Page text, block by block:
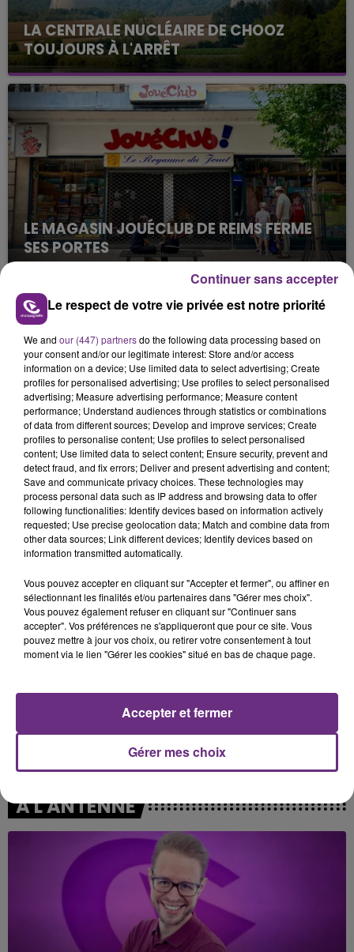
LA CENTRALE NUCLÉAIRE DE CHOOZ
TOUJOURS À L'ARRÊT
Cela fait déjà une semaine que la centrale
nucléaire ardennaise est à l'arrêt. Une situation
justifiée par la sécheresse intense qui est toujours
présente.
LE MAGASIN JOUÉCLUB DE REIMS FERME
SES PORTES
C'était l'une des institutions du centre-ville
rémois. Le magasin JouéClub est contraint de
fermer ses portes.
TITRES DIFFUSÉS
9h50
9h50
JUNGELI & EMMA
Juste Un Peu
9h46
9h46
GEORGE EZRA
Budapest
9h43
9h43 9h40
9h40
A L'ANTENNE
Le respect de votre vie privée est notre priorité
We and our (447) partnersdo the following data processing based on
your consent and/or our legitimate interest: Store and/or access
information on a device; Use limited data to select advertising; Create
profiles for personalised advertising; Use profiles to select personalised
advertising; Measure advertising performance; Measure content
performance; Understand audiences through statistics or combinations
of data from different sources; Develop and improve services; Create
profiles to personalise content; Use profiles to select personalised
content; Use limited data to select content; Ensure security, prevent and
detect fraud, and fix errors; Deliver and present advertising and content;
Save and communicate privacy choices. These technologies may
process personal data such as IP address and browsing data to offer
following functionalities: Identify devices based on information actively
requested; Use precise geolocation data; Match and combine data from
other data sources; Link different devices; Identify devices based on
information transmitted automatically.
Vous pouvez accepter en cliquant sur "Accepter et fermer", ou affiner en
sélectionnant les finalités et/ou partenaires dans "Gérer mes choix".
Vous pouvez également refuser en cliquant sur "Continuer sans
accepter". Vos préférences ne s'appliqueront que pour ce site. Vous
pouvez mettre à jour vos choix, ou retirer votre consentement à tout
moment via le lien "Gérer les cookies" situé en bas de chaque page.
Gérer mes choix
Accepter et fermer
Continuer sans accepter